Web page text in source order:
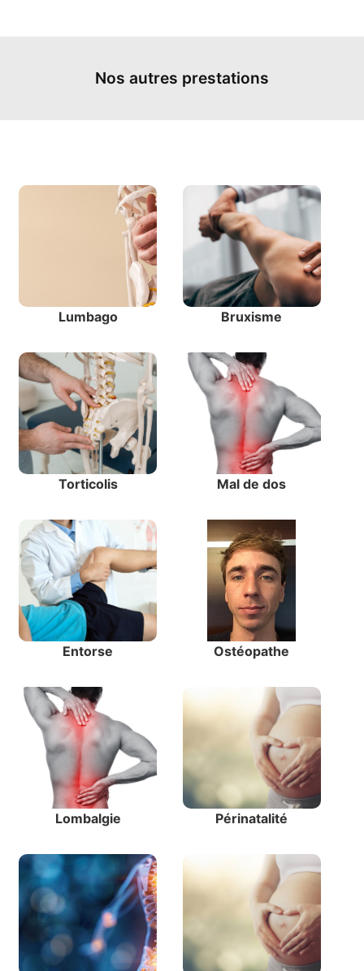
Nos autres prestations
Lumbago Bruxisme
Torticolis Mal de dos
Entorse Ostéopathe
Lombalgie Périnatalité